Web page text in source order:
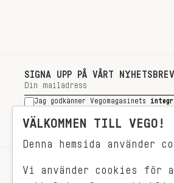
SIGNA UPP PÅ VÅRT NYHETSBREV
Jag godkänner Vegomagasinets
SIGNA UPP
VÄLKOMMEN TILL VEGO!
Denna hemsida använder
Vi använder cookies för